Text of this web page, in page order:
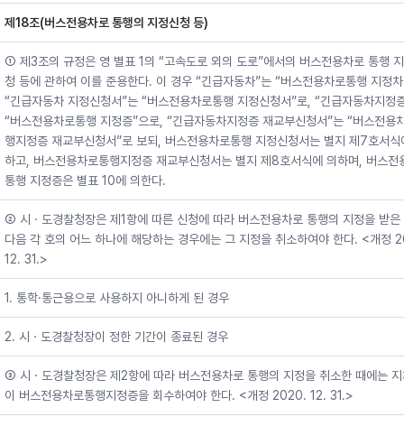
제18조(버스전용차로 통행의 지정신청 등)
① 제3조의 규정은 영 별표 1의 “고속도로 외의 도로”에서의 버스전용차로 통행
청 등에 관하여 이를 준용한다. 이 경우 “긴급자동차”는 “버스전용차로통행 지정
“긴급자동차 지정신청서”는 “버스전용차로통행 지정신청서”로, “긴급자동차지정
“버스전용차로통행 지정증”으로, “긴급자동차지정증 재교부신청서”는 “버스전용
행지정증 재교부신청서”로 보되, 버스전용차로통행 지정신청서는 별지 제7호서식
하고, 버스전용차로통행지정증 재교부신청서는 별지 제8호서식에 의하며, 버스전
통행 지정증은 별표 10에 의한다.
② 시ㆍ도경찰청장은 제1항에 따른 신청에 따라 버스전용차로 통행의 지정을 받은
다음 각 호의 어느 하나에 해당하는 경우에는 그 지정을 취소하여야 한다. <개정
12. 31.>
1. 통학·통근용으로 사용하지 아니하게 된 경우
2. 시ㆍ도경찰청장이 정한 기간이 종료된 경우
③ 시ㆍ도경찰청장은 제2항에 따라 버스전용차로 통행의 지정을 취소한 때에는
이 버스전용차로통행지정증을 회수하여야 한다. <개정 2020. 12. 31.>